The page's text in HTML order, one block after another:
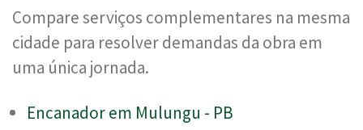
Compare serviços complementares na mesma
cidade para resolver demandas da obra em
uma única jornada.
Encanador em Mulungu - PB